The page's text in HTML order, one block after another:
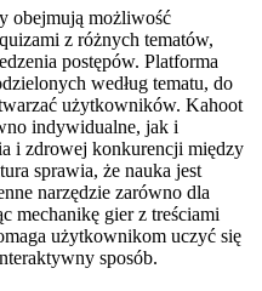
obejmują możliwość
z różnych tematów,
postępów. Platforma
według tematu, do
użytkowników. Kahoot
indywidualne, jak i
i zdrowej konkurencji między
sprawia, że ​​nauka jest
narzędzie zarówno dla
mechanikę gier z treściami
użytkownikom uczyć się
sposób.